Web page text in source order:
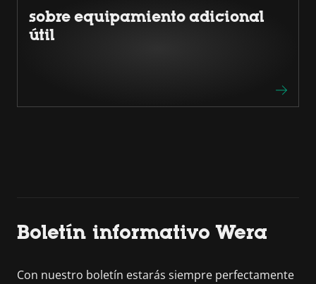
sobre equipamiento adicional
útil
Boletín informativo Wera
Con nuestro boletín estarás siempre perfectamente